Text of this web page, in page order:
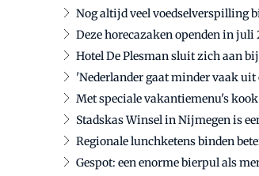
Nog altijd veel voedselverspilling
Deze horecazaken openden in juli
Hotel De Plesman sluit zich aan
'Nederlander gaat minder vaak
Met speciale vakantiemenu's
Stadskas Winsel in Nijmegen is
Regionale lunchketens binden
Gespot: een enorme bierpul als